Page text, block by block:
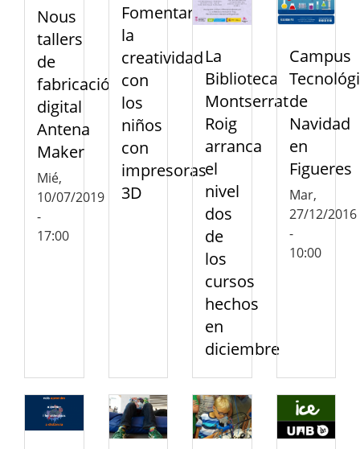
Nous
tallers
de
fabricació
digital
Antena
Maker
Mié,
10/07/2019
-
17:00
Fomentar
la
creatividad
con
los
niños
con
impresoras
3D
La
Biblioteca
Montserrat
Roig
arranca
el
nivel
dos
de
los
cursos
hechos
en
diciembre
Campus
de
Navidad
en
Figueres
Mar,
27/12/2016
-
10:00